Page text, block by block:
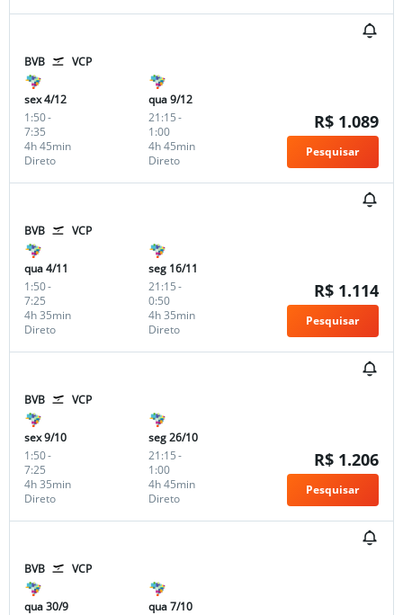
BVB VCP
sex 4/12
1:50-
7:35
Direto
4h 45min
qua 9/12
21:15-
1:00
Direto
4h 45min
R$ 1.089
Pesquisar
BVB VCP
qua 4/11
1:50-
7:25
Direto
4h 35min
seg 16/11
21:15-
0:50
Direto
4h 35min
R$ 1.114
Pesquisar
BVB VCP
sex 9/10
1:50-
7:25
Direto
4h 35min
seg 26/10
21:15-
1:00
Direto
4h 45min
R$ 1.206
Pesquisar
BVB VCP
qua 30/9
qua 7/10